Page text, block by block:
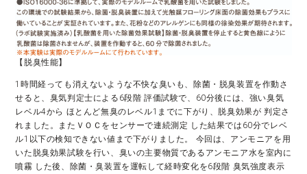
【脱臭性能】
1時間経っても消えないような不快な臭いも、除菌・脱臭装置を作動さ
せると、臭気判定士による6段階 評価試験で、60分後には、強い臭気
レベル4から ほとんど無臭のレベル1までに下がり、脱臭効果が 判定さ
れました。またＶＯＣをセンサーで連続測定 した結果では60分でレベ
ル1以下の検知できない値まで下がりました。 今回は、アンモニアを用
いた脱臭効果試験を行い、臭いの主要物質であるアンモニア水を室内に
噴霧 した後、除菌・臭装置を運転して経時変化を6段階 臭気強度表示